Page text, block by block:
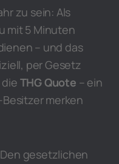
zu sein: Als
mit 5 Minuten
– und das
per Gesetz
THG Quote – ein
merken
gesetzlichen